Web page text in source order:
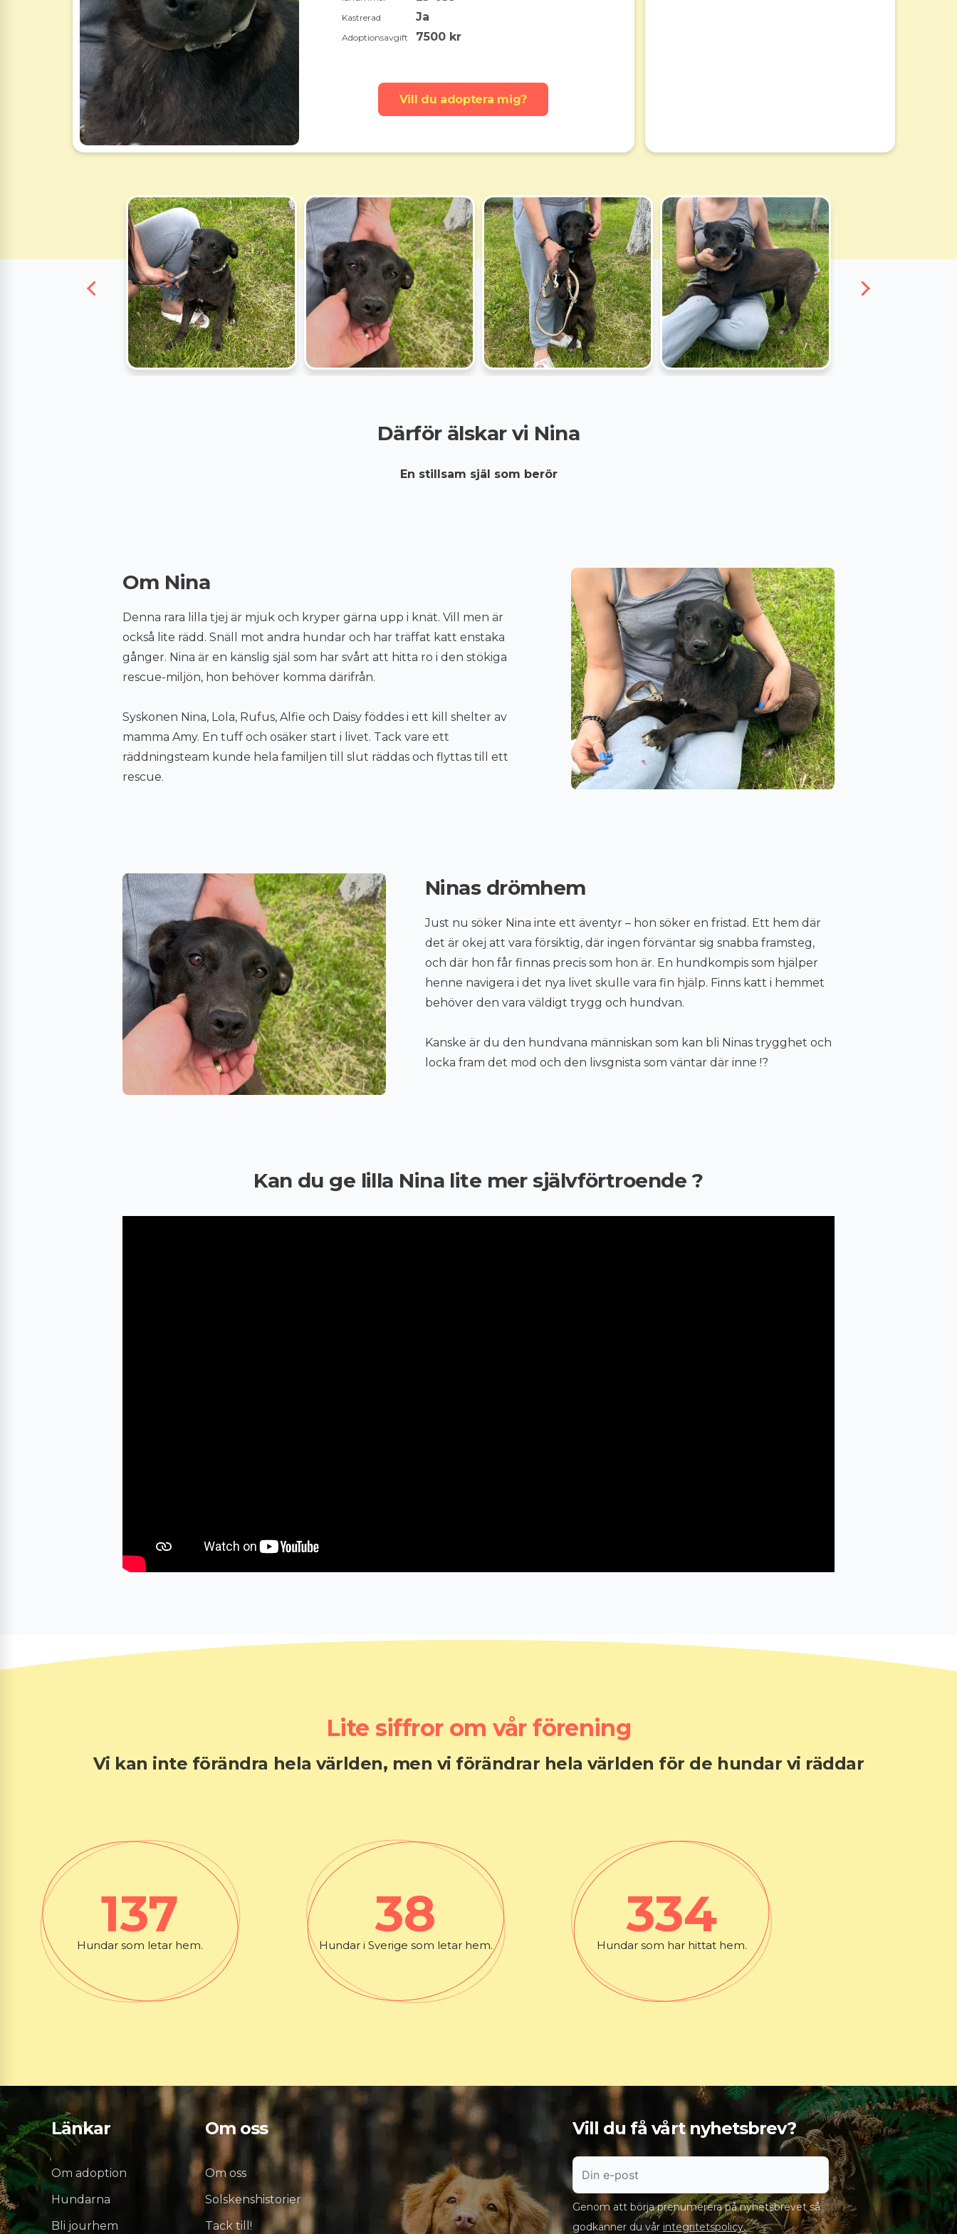
Kastrerad Ja
Adoptionsavgift 7500 kr
Vill du adoptera mig?
Därför älskar vi Nina
En stillsam själ som berör
Om Nina
Denna rara lilla tjej är mjuk och kryper gärna upp i knät. Vill men är
också lite rädd. Snäll mot andra hundar och har träffat katt enstaka
gånger. Nina är en känslig själ som har svårt att hitta ro i den stökiga
rescue-miljön, hon behöver komma därifrån.
Syskonen Nina, Lola, Rufus, Alfie och Daisy föddes i ett kill shelter av
mamma Amy. En tuff och osäker start i livet. Tack vare ett
räddningsteam kunde hela familjen till slut räddas och flyttas till ett
rescue.
Ninas drömhem
Just nu söker Nina inte ett äventyr – hon söker en fristad. Ett hem där
det är okej att vara försiktig, där ingen förväntar sig snabba framsteg,
och där hon får finnas precis som hon är. En hundkompis som hjälper
henne navigera i det nya livet skulle vara fin hjälp. Finns katt i hemmet
behöver den vara väldigt trygg och hundvan.
Kanske är du den hundvana människan som kan bli Ninas trygghet och
locka fram det mod och den livsgnista som väntar där inne !?
Kan du ge lilla Nina lite mer självförtroende ?
Lite siffror om vår förening
Vi kan inte förändra hela världen, men vi förändrar hela världen för de hundar vi räddar
Hundar som letar hem.
138
Hundar i Sverige som letar hem.
39
Hundar som har hittat hem.
335
Länkar
Om adoption
Hundarna
Bli jourhem
Om oss
Om oss
Solskenshistorier
Tack till!
Vill du få vårt nyhetsbrev?
Genom att börja prenumerera på nyhetsbrevet så
godkänner du vår integritetspolicy.